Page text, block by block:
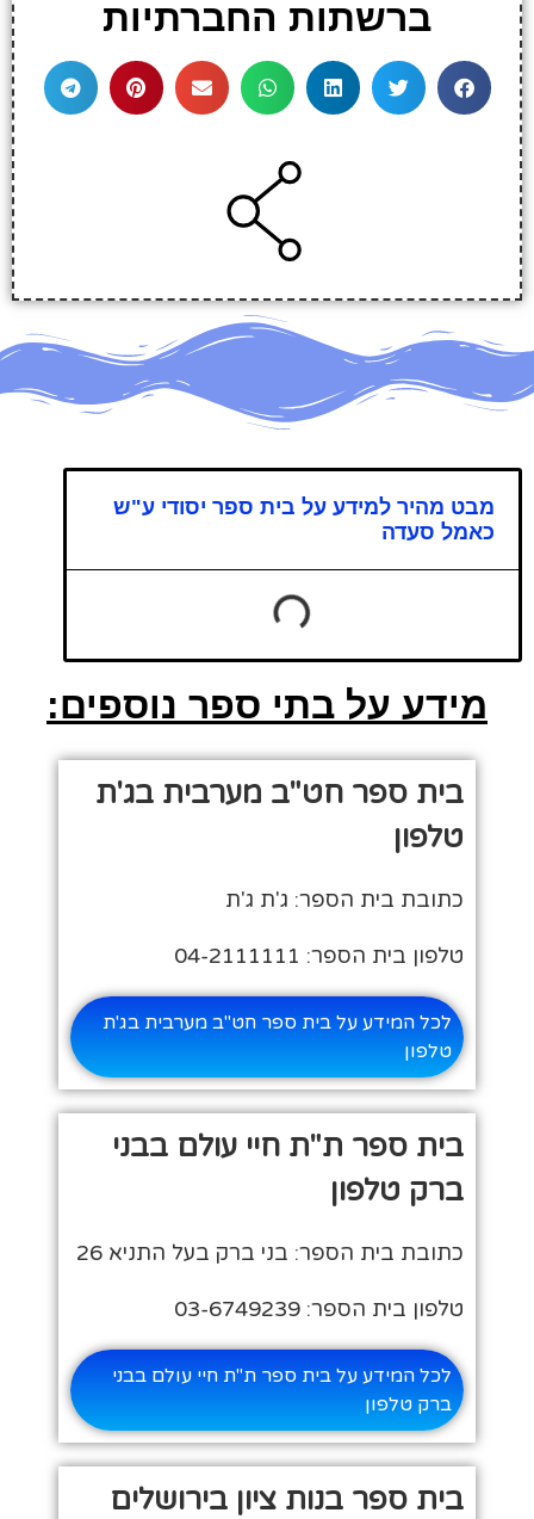
ברשתות החברתיות
מבט מהיר למידע על בית ספר יסודי ע"ש
כאמל סעדה
מידע על בתי ספר נוספים:
בית ספר חט"ב מערבית בג'ת
טלפון
כתובת בית הספר: ג'ת ג'ת
טלפון בית הספר: 04-2111111
לכל המידע על בית ספר חט"ב מערבית בג'ת
טלפון
בית ספר ת"ת חיי עולם בבני
ברק טלפון
כתובת בית הספר: בני ברק בעל התניא 26
טלפון בית הספר: 03-6749239
לכל המידע על בית ספר ת"ת חיי עולם בבני
ברק טלפון
בית ספר בנות ציון בירושלים